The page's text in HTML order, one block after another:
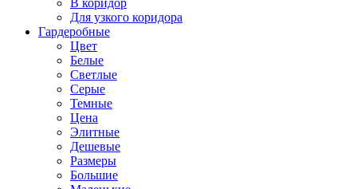
В коридор
Для узкого коридора
Гардеробные
Цвет
Белые
Светлые
Серые
Темные
Цена
Элитные
Дешевые
Размеры
Большие